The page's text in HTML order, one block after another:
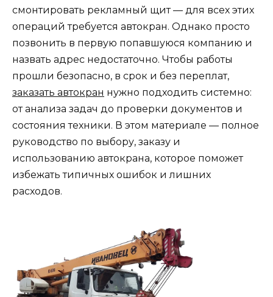
смонтировать рекламный щит — для всех этих
операций требуется автокран. Однако просто
позвонить в первую попавшуюся компанию и
назвать адрес недостаточно. Чтобы работы
прошли безопасно, в срок и без переплат,
заказать автокран нужно подходить системно:
от анализа задач до проверки документов и
состояния техники. В этом материале — полное
руководство по выбору, заказу и
использованию автокрана, которое поможет
избежать типичных ошибок и лишних
расходов.